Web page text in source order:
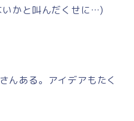
かと叫んだくせに…)
んある。アイデアもたく